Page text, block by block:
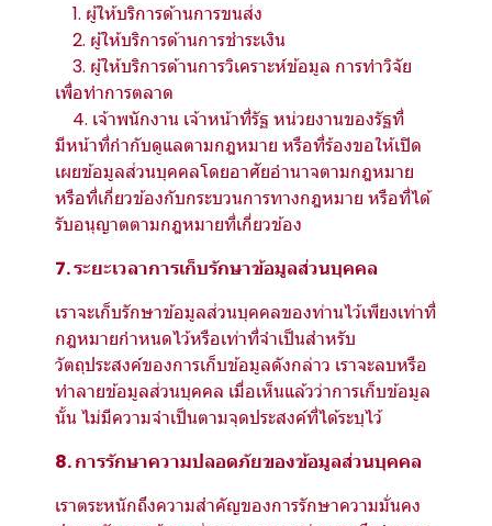
1. ผู้ให้บริการด้านการขนส่ง
2. ผู้ให้บริการด้านการชำระเงิน
3. ผู้ให้บริการด้านการวิเคราะห์ข้อมูล การทำวิจัย
เพื่อทำการตลาด
4. เจ้าพนักงาน เจ้าหน้าที่รัฐ หน่วยงานของรัฐที่
มีหน้าที่กำกับดูแลตามกฎหมาย หรือที่ร้องขอให้เปิด
เผยข้อมูลส่วนบุคคลโดยอาศัยอำนาจตามกฎหมาย
หรือที่เกี่ยวข้องกับกระบวนการทางกฎหมาย หรือที่ได้
รับอนุญาตตามกฎหมายที่เกี่ยวข้อง
7. ระยะเวลาการเก็บรักษาข้อมูลส่วนบุคคล
เราจะเก็บรักษาข้อมูลส่วนบุคคลของท่านไว้เพียงเท่าที่
กฎหมายกำหนดไว้หรือเท่าที่จำเป็นสำหรับ
วัตถุประสงค์ของการเก็บข้อมูลดังกล่าว เราจะลบหรือ
ทำลายข้อมูลส่วนบุคคล เมื่อเห็นแล้วว่าการเก็บข้อมูล
นั้น ไม่มีความจำเป็นตามจุดประสงค์ที่ได้ระบุไว้
8. การรักษาความปลอดภัยของข้อมูลส่วนบุคคล
เราตระหนักถึงความสำคัญของการรักษาความมั่นคง